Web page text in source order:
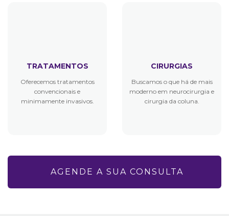
TRATAMENTOS
Oferecemos tratamentos
convencionais e
minimamente invasivos.
CIRURGIAS
Buscamos o que há de mais
moderno em neurocirurgia e
cirurgia da coluna.
AGENDE A SUA CONSULTA